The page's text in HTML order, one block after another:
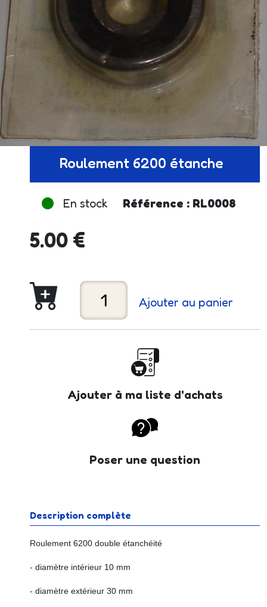
Roulement 6200 étanche
En stock Référence : RL0008
5.00 €
Ajouter au panier
Ajouter à ma liste d'achats
Poser une question
Description complète
Roulement 6200 double étanchéité
- diamètre intérieur 10 mm
- diamètre extérieur 30 mm